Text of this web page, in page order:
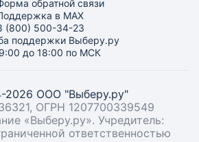
обратной связи
в MAX
(800) 500-34-23
поддержки Выберу.ру
до 18:00 по МСК
2026 ООО "Выберу.ру"
ОГРН 1207700339549
«Выберу.ру». Учредитель:
ответственностью